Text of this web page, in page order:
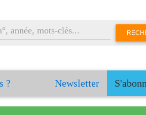
? Newsletter